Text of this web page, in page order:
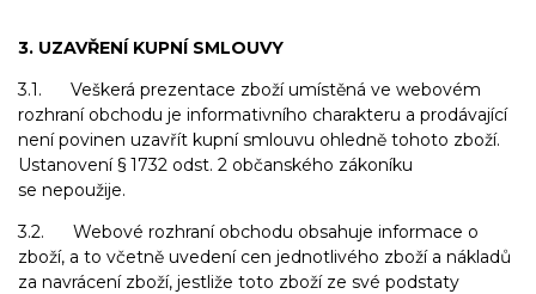
3. UZAVŘENÍ KUPNÍ SMLOUVY
3.1. Veškerá prezentace zboží umístěná ve webovém
rozhraní obchodu je informativního charakteru a prodávající
není povinen uzavřít kupní smlouvu ohledně tohoto zboží.
Ustanovení § 1732 odst. 2 občanského zákoníku
se nepoužije.
3.2. Webové rozhraní obchodu obsahuje informace o
zboží, a to včetně uvedení cen jednotlivého zboží a nákladů
za navrácení zboží, jestliže toto zboží ze své podstaty